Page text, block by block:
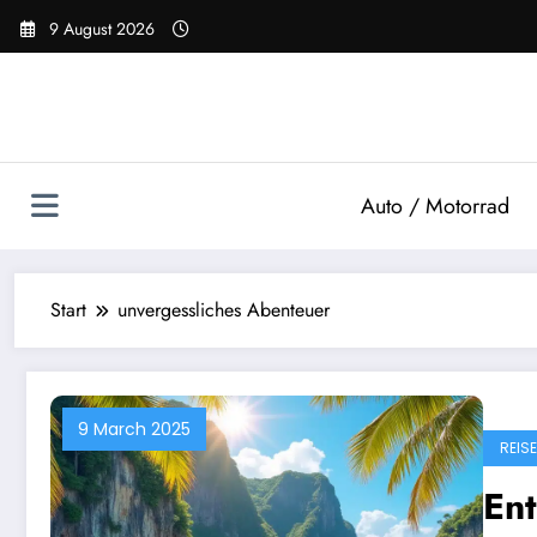
Zum
Inhalt
9 August 2026
Auto / Motorrad
Start unvergessliches Abenteuer
9 March 2025
REISE